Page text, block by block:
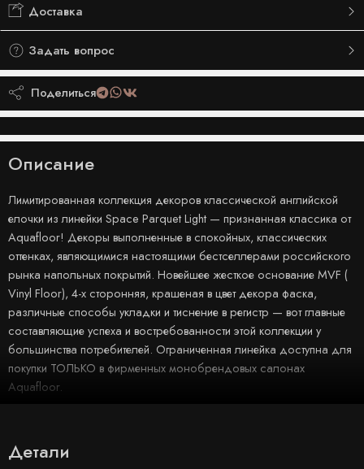
Доставка
Задать вопрос
Поделиться
Описание
Лимитированная коллекция декоров классической английской
елочки из линейки Space Parquet Light — признанная классика от
Aquafloor! Декоры выполненные в спокойных, классических
оттенках, являющимися настоящими бестселлерами российского
рынка напольных покрытий. Новейшее жесткое основание MVF (
Vinyl Floor), 4-х сторонняя, крашеная в цвет декора фаска,
различные способы укладки и тиснение в регистр — вот главные
составляющие успеха и востребованности этой коллекции у
большинства потребителей. Ограниченная линейка доступна для
покупки ТОЛЬКО в фирменных монобрендовых салонах
Aquafloor.
Детали